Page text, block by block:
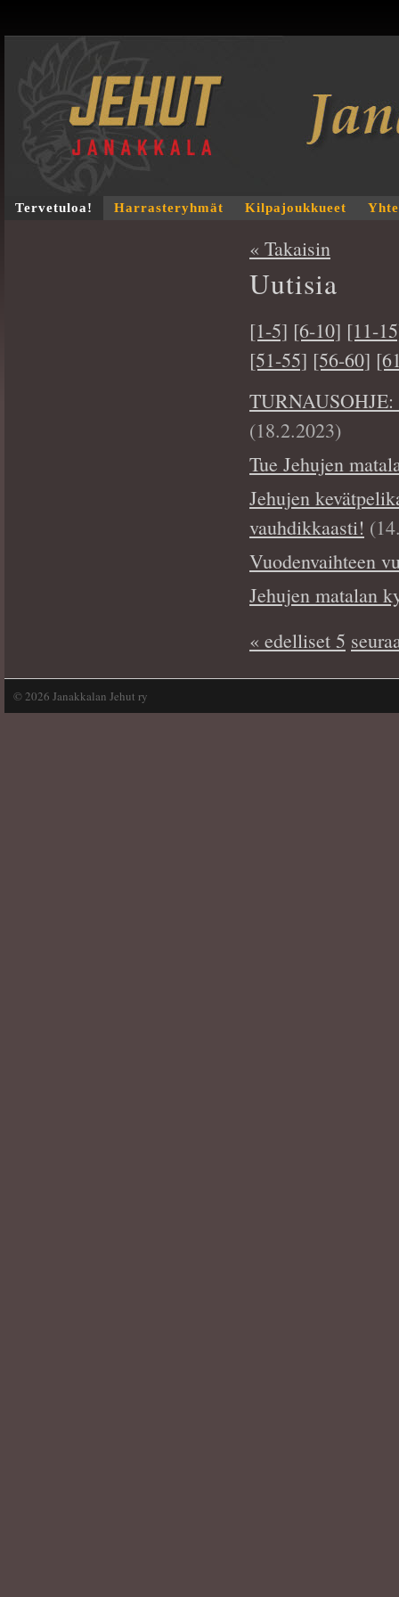
Tervetuloa! Harrasteryhmät Kilpajoukkueet
« Takaisin
Uutisia
[1-5] [6-10] [11-
[51-55] [56-60]
(18.2.2023)
Tue Jehujen
Jehujen
vauhdikkaasti!
Vuodenvaihteen
Jehujen matalan
« edelliset 5
© 2026 Janakkalan Jehut ry